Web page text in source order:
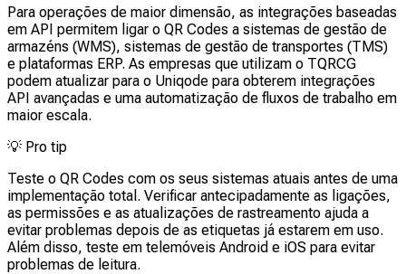
Para operações de maior dimensão, as integrações baseadas
em API permitem ligar o QR Codes a sistemas de gestão de
armazéns (WMS), sistemas de gestão de transportes (TMS)
e plataformas ERP. As empresas que utilizam o TQRCG
podem atualizar para o Uniqode para obterem integrações
API avançadas e uma automatização de fluxos de trabalho em
maior escala.
💡 Pro tip
Teste o QR Codes com os seus sistemas atuais antes de uma
implementação total. Verificar antecipadamente as ligações,
as permissões e as atualizações de rastreamento ajuda a
evitar problemas depois de as etiquetas já estarem em uso.
Além disso, teste em telemóveis Android e iOS para evitar
problemas de leitura.